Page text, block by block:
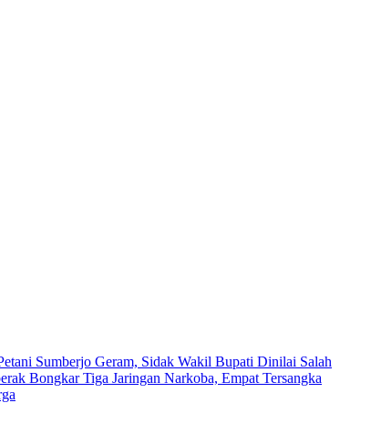
Sumberjo Geram, Sidak Wakil Bupati Dinilai Salah
Bongkar Tiga Jaringan Narkoba, Empat Tersangka